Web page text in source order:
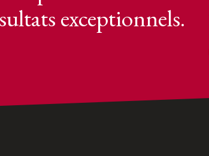
exceptionnels.